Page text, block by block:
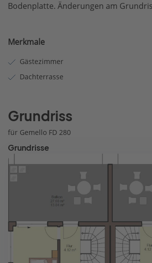
Bodenplatte. Änderungen am
Merkmale
Gästezimmer
Dachterrasse
Grundriss
für Gemello FD 280
Grundrisse